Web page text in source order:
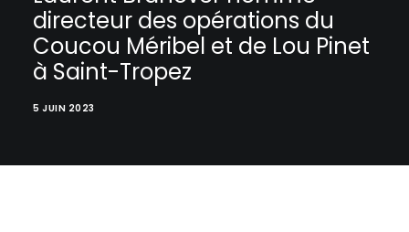
CANDIDATS
ENTREPRISES
NOS FICHES MÉTIERS
AJ CONSEIL
directeur des opérations du
Coucou Méribel et de Lou Pinet
à Saint-Tropez
5 JUIN 2023